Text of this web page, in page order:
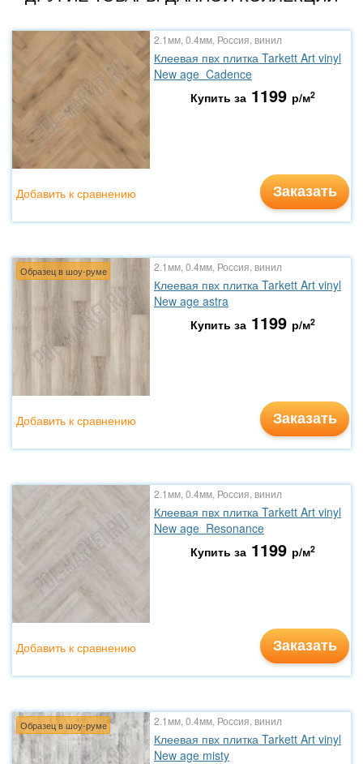
2.1мм, 0.4мм, Россия, винил
Клеевая пвх плитка Tarkett Art vinyl
New age Cadence
Купить за 1199 р/м2
Заказать
Добавить к сравнению
Образец в шоу-руме 2.1мм, 0.4мм, Россия, винил
Клеевая пвх плитка Tarkett Art vinyl
New age astra
Купить за 1199 р/м2
Заказать
Добавить к сравнению
2.1мм, 0.4мм, Россия, винил
Клеевая пвх плитка Tarkett Art vinyl
New age Resonance
Купить за 1199 р/м2
Заказать
Добавить к сравнению
Образец в шоу-руме 2.1мм, 0.4мм, Россия, винил
Клеевая пвх плитка Tarkett Art vinyl
New age misty